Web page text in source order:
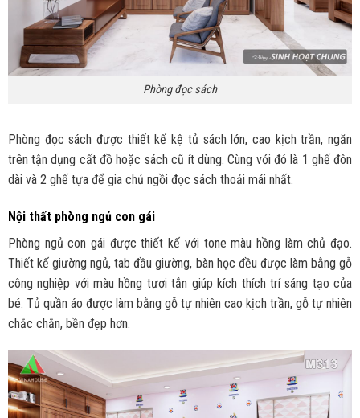
Phòng đọc sách
Phòng đọc sách được thiết kế kệ tủ sách lớn, cao kịch trần, ngăn
trên tận dụng cất đồ hoặc sách cũ ít dùng. Cùng với đó là 1 ghế đôn
dài và 2 ghế tựa để gia chủ ngồi đọc sách thoải mái nhất.
Nội thất phòng ngủ con gái
Phòng ngủ con gái được thiết kế với tone màu hồng làm chủ đạo.
Thiết kế giường ngủ, tab đầu giường, bàn học đều được làm bằng gỗ
công nghiệp với màu hồng tươi tắn giúp kích thích trí sáng tạo của
bé. Tủ quần áo được làm bằng gỗ tự nhiên cao kịch trần, gỗ tự nhiên
chắc chắn, bền đẹp hơn.